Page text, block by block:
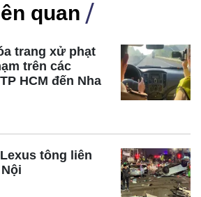
quan
trang xử phạt
trên các
HCM đến Nha
tông liên